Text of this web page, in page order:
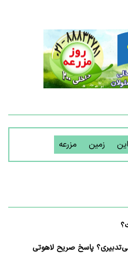
زمین مزرعه
پاسخ صریح لاهوتی